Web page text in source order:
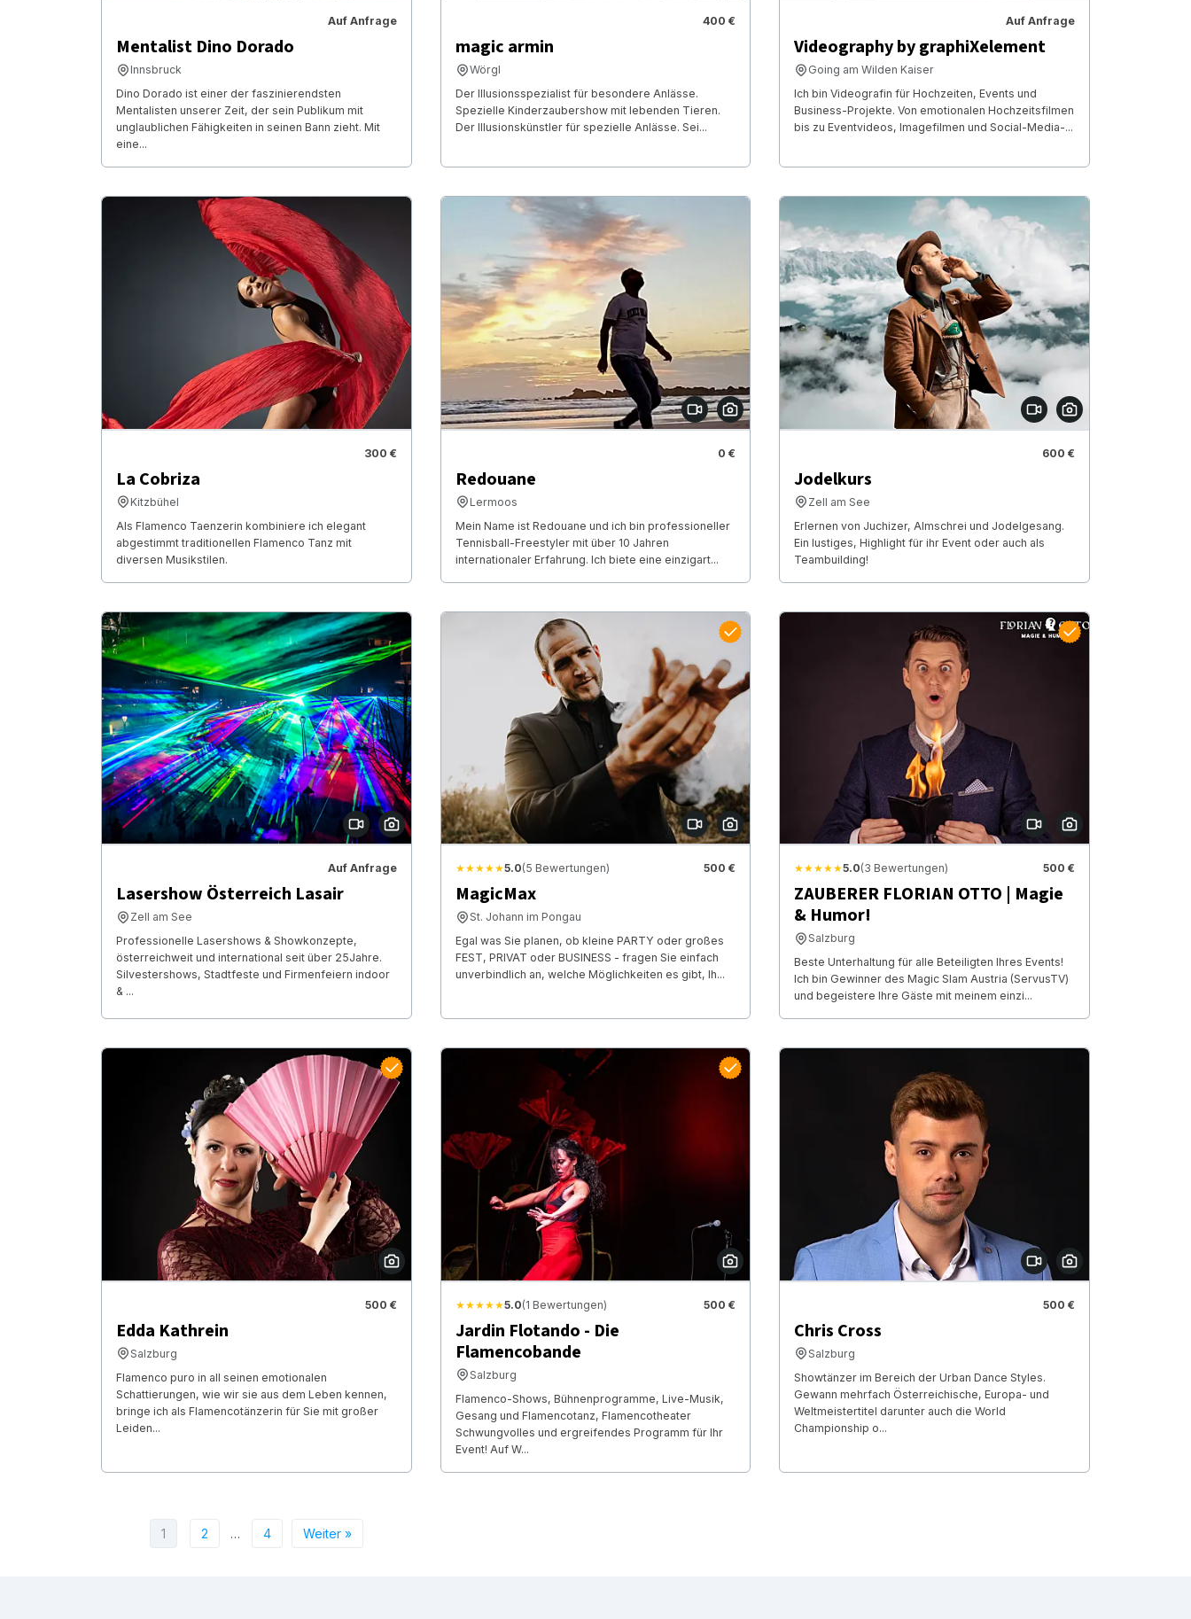
Auf Anfrage
Mentalist Dino Dorado
Innsbruck
Dino Dorado ist einer der faszinierendsten
Mentalisten unserer Zeit, der sein Publikum mit
unglaublichen Fähigkeiten in seinen Bann zieht. Mit
eine...
400 €
magic armin
Wörgl
Der Illusionsspezialist für besondere Anlässe.
Spezielle Kinderzaubershow mit lebenden Tieren.
Der Illusionskünstler für spezielle Anlässe. Sei...
Auf Anfrage
Videography by graphiXelement
Going am Wilden Kaiser
Ich bin Videografin für Hochzeiten, Events und
Business-Projekte. Von emotionalen Hochzeitsfilmen
bis zu Eventvideos, Imagefilmen und Social-Media-...
300 €
La Cobriza
Kitzbühel
Als Flamenco Taenzerin kombiniere ich elegant
abgestimmt traditionellen Flamenco Tanz mit
diversen Musikstilen.
0 €
Redouane
Lermoos
Mein Name ist Redouane und ich bin professioneller
Tennisball-Freestyler mit über 10 Jahren
internationaler Erfahrung. Ich biete eine einzigart...
600 €
Jodelkurs
Zell am See
Erlernen von Juchizer, Almschrei und Jodelgesang.
Ein lustiges, Highlight für ihr Event oder auch als
Teambuilding!
Auf Anfrage
Lasershow Österreich Lasair
Zell am See
Professionelle Lasershows & Showkonzepte,
österreichweit und international seit über 25Jahre.
Silvestershows, Stadtfeste und Firmenfeiern indoor
& ...
★★★★★5.0(5 Bewertungen) 500 €
MagicMax
St. Johann im Pongau
Egal was Sie planen, ob kleine PARTY oder großes
FEST, PRIVAT oder BUSINESS - fragen Sie einfach
unverbindlich an, welche Möglichkeiten es gibt, Ih...
★★★★★5.0(3 Bewertungen) 500 €
ZAUBERER FLORIAN OTTO | Magie
& Humor!
Salzburg
Beste Unterhaltung für alle Beteiligten Ihres Events!
Ich bin Gewinner des Magic Slam Austria (ServusTV)
und begeistere Ihre Gäste mit meinem einzi...
500 €
Edda Kathrein
Salzburg
Flamenco puro in all seinen emotionalen
Schattierungen, wie wir sie aus dem Leben kennen,
bringe ich als Flamencotänzerin für Sie mit großer
Leiden...
★★★★★5.0(1 Bewertungen) 500 €
Jardin Flotando - Die
Flamencobande
Salzburg
Flamenco-Shows, Bühnenprogramme, Live-Musik,
Gesang und Flamencotanz, Flamencotheater
Schwungvolles und ergreifendes Programm für Ihr
Event! Auf W...
500 €
Chris Cross
Salzburg
Showtänzer im Bereich der Urban Dance Styles.
Gewann mehrfach Österreichische, Europa- und
Weltmeistertitel darunter auch die World
Championship o...
1 2 … 4 Weiter »